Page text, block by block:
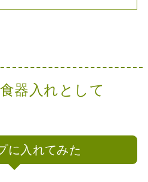
器入れとして
に入れてみた